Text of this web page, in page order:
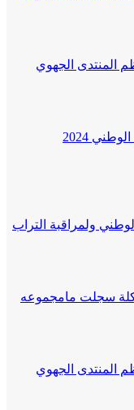
المنتدى الجهوي
2024
ولمراقبة التراب
سجلت مامجموعه
المنتدى الجهوي